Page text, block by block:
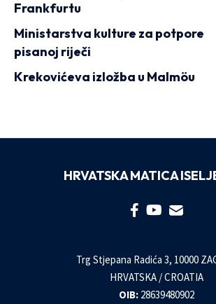
Frankfurtu
Ministarstva kulture za potpore
pisanoj riječi
Krekovićeva izložba u Malmöu
HRVATSKA MATICA
Trg Stjepana Radića 3, 10000
HRVATSKA / CROATIA
OIB: 28639480902